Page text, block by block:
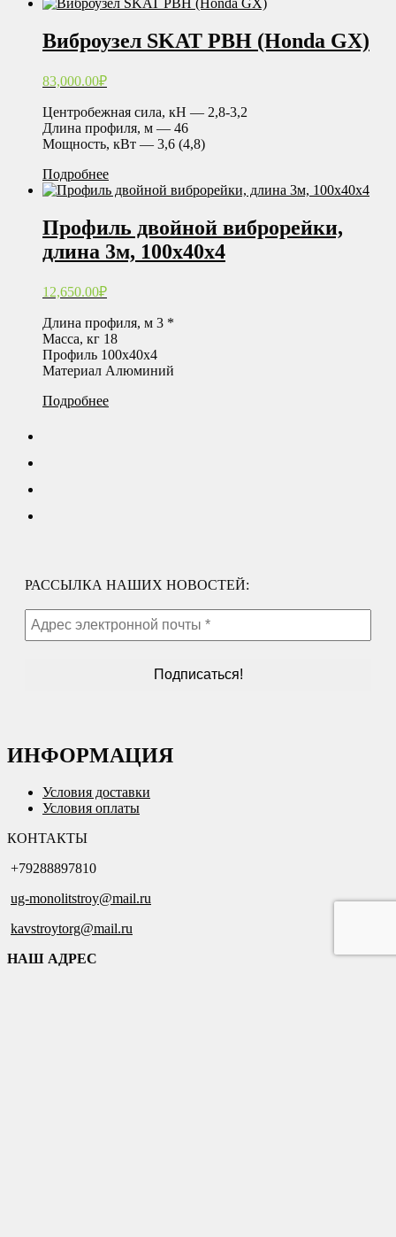
Виброузел SKAT РВH (Honda GX)
83,000.00₽
Центробежная сила, кН — 2,8-3,2
Длина профиля, м — 46
Мощность, кВт — 3,6 (4,8)
Подробнее
Профиль двойной виброрейки,
длина 3м, 100х40х4
12,650.00₽
Длина профиля, м 3 *
Масса, кг 18
Профиль 100х40х4
Материал Алюминий
Подробнее
РАССЫЛКА НАШИХ НОВОСТЕЙ:
ИНФОРМАЦИЯ
Условия доставки
Условия оплаты
КОНТАКТЫ
+79288897810
ug-monolitstroy@mail.ru
kavstroytorg@mail.ru
НАШ АДРЕС